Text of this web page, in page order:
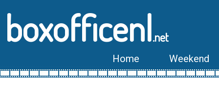
boxofficenl.net
Home Weekend